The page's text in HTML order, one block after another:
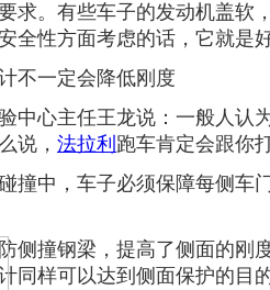
求。有些车子的发动机盖软
全性方面考虑的话，它就是
一定会降低刚度
心主任王龙说：一般人认
说， 法拉利 跑车肯定会跟你
中，车子必须保障每侧车
侧撞钢梁，提高了侧面的刚
同样可以达到侧面保护的目